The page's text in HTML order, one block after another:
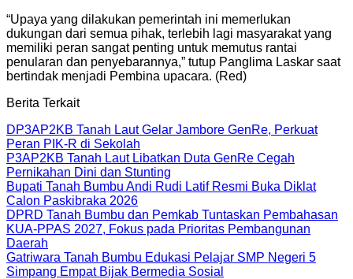
“Upaya yang dilakukan pemerintah ini memerlukan
dukungan dari semua pihak, terlebih lagi masyarakat yang
memiliki peran sangat penting untuk memutus rantai
penularan dan penyebarannya,” tutup Panglima Laskar saat
bertindak menjadi Pembina upacara. (Red)
Berita Terkait
DP3AP2KB Tanah Laut Gelar Jambore GenRe, Perkuat
Peran PIK-R di Sekolah
P3AP2KB Tanah Laut Libatkan Duta GenRe Cegah
Pernikahan Dini dan Stunting
Bupati Tanah Bumbu Andi Rudi Latif Resmi Buka Diklat
Calon Paskibraka 2026
DPRD Tanah Bumbu dan Pemkab Tuntaskan Pembahasan
KUA-PPAS 2027, Fokus pada Prioritas Pembangunan
Daerah
Gatriwara Tanah Bumbu Edukasi Pelajar SMP Negeri 5
Simpang Empat Bijak Bermedia Sosial